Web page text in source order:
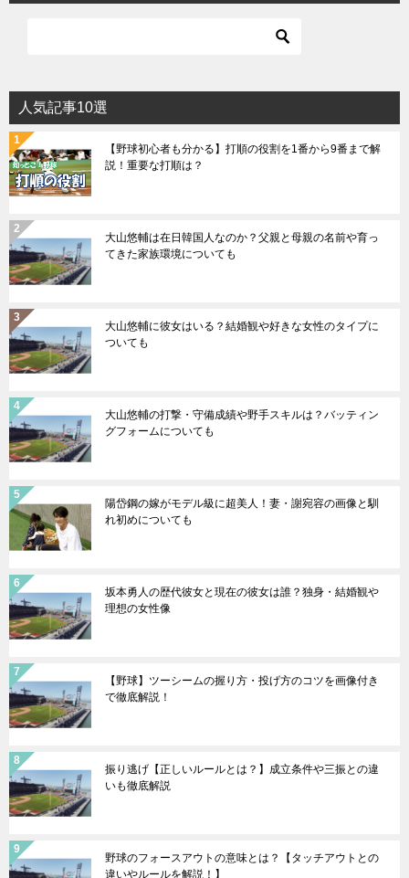
人気記事10選
【野球初心者も分かる】打順の役割を1番から9番まで解
説！重要な打順は？
大山悠輔は在日韓国人なのか？父親と母親の名前や育っ
てきた家族環境についても
大山悠輔に彼女はいる？結婚観や好きな女性のタイプに
ついても
大山悠輔の打撃・守備成績や野手スキルは？バッティン
グフォームについても
陽岱鋼の嫁がモデル級に超美人！妻・謝宛容の画像と馴
れ初めについても
坂本勇人の歴代彼女と現在の彼女は誰？独身・結婚観や
理想の女性像
【野球】ツーシームの握り方・投げ方のコツを画像付き
で徹底解説！
振り逃げ【正しいルールとは？】成立条件や三振との違
いも徹底解説
野球のフォースアウトの意味とは？【タッチアウトとの
違いやルールを解説！】